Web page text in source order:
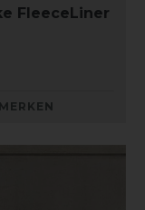
FleeceLiner